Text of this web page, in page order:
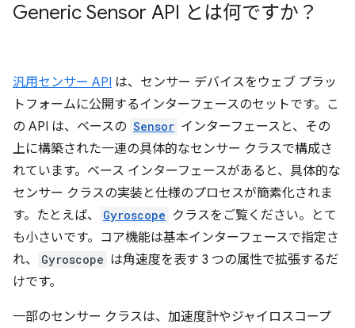
Generic Sensor API とは何ですか？
汎用センサー API は、センサー デバイスをウェブ プラッ
トフォームに公開するインターフェースのセットです。こ
の API は、ベースの Sensor インターフェースと、その
上に構築された一連の具体的なセンサー クラスで構成さ
れています。ベース インターフェースがあると、具体的な
センサー クラスの実装と仕様のプロセスが簡素化されま
す。たとえば、
Gyroscope クラスをご覧ください。とて
も小さいです。コア機能は基本インターフェースで指定さ
れ、
Gyroscope は角速度を表す 3 つの属性で拡張するだ
けです。
一部のセンサー クラスは、加速度計やジャイロスコープ